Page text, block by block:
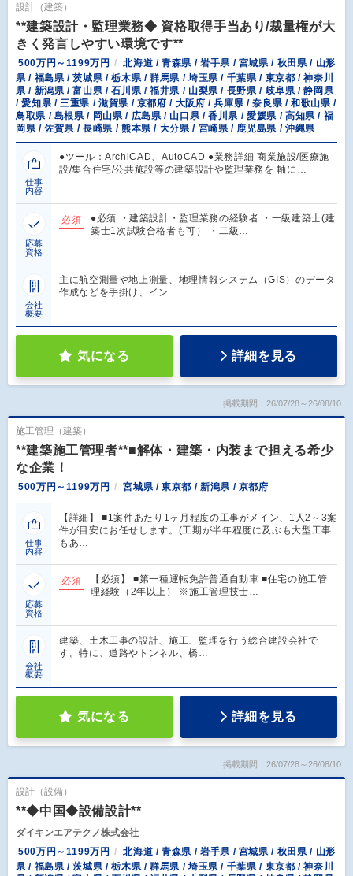
設計（建築）
**建築設計・監理業務◆ 資格取得手当あり/裁量権が大
きく発言しやすい環境です**
500万円～1199万円
北海道 / 青森県 / 岩手県 / 宮城県 / 秋田県 / 山形
県 / 福島県 / 茨城県 / 栃木県 / 群馬県 / 埼玉県 / 千葉県 / 東京都 / 神奈川
県 / 新潟県 / 富山県 / 石川県 / 福井県 / 山梨県 / 長野県 / 岐阜県 / 静岡県
/ 愛知県 / 三重県 / 滋賀県 / 京都府 / 大阪府 / 兵庫県 / 奈良県 / 和歌山県 /
鳥取県 / 島根県 / 岡山県 / 広島県 / 山口県 / 香川県 / 愛媛県 / 高知県 / 福
岡県 / 佐賀県 / 長崎県 / 熊本県 / 大分県 / 宮崎県 / 鹿児島県 / 沖縄県
仕事
内容
●ツール：ArchiCAD、AutoCAD ●業務詳細 商業施設/医療施
設/集合住宅/公共施設等の建築設計や監理業務を 軸に…
応募
資格
必須
●必須 ・建築設計・監理業務の経験者 ・一級建築士(建
築士1次試験合格者も可） ・二級…
会社
概要
主に航空測量や地上測量、地理情報システム（GIS）のデータ
作成などを手掛け、イン…
気になる 詳細を見る
掲載期間：26/07/28～26/08/10
施工管理（建築）
**建築施工管理者**■解体・建築・内装まで担える希少
な企業！
500万円～1199万円 宮城県 / 東京都 / 新潟県 / 京都府
仕事
内容
【詳細】 ■1案件あたり1ヶ月程度の工事がメイン、1人2～3案
件が目安にお任せします。(工期が半年程度に及ぶも大型工事
もあ…
応募
資格
必須
【必須】 ■第一種運転免許普通自動車 ■住宅の施工管
理経験（2年以上） ※施工管理技士…
会社
概要
建築、土木工事の設計、施工、監理を行う総合建設会社で
す。特に、道路やトンネル、橋…
気になる 詳細を見る
掲載期間：26/07/28～26/08/10
設計（設備）
**◆中国◆設備設計**
ダイキンエアテクノ株式会社
500万円～1199万円
北海道 / 青森県 / 岩手県 / 宮城県 / 秋田県 / 山形
県 / 福島県 / 茨城県 / 栃木県 / 群馬県 / 埼玉県 / 千葉県 / 東京都 / 神奈川